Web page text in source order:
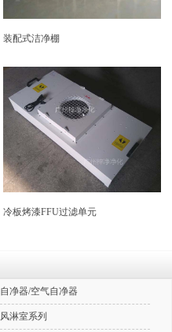
装配式洁净棚
冷板烤漆FFU过滤单元
自净器/空气自净器
风淋室系列